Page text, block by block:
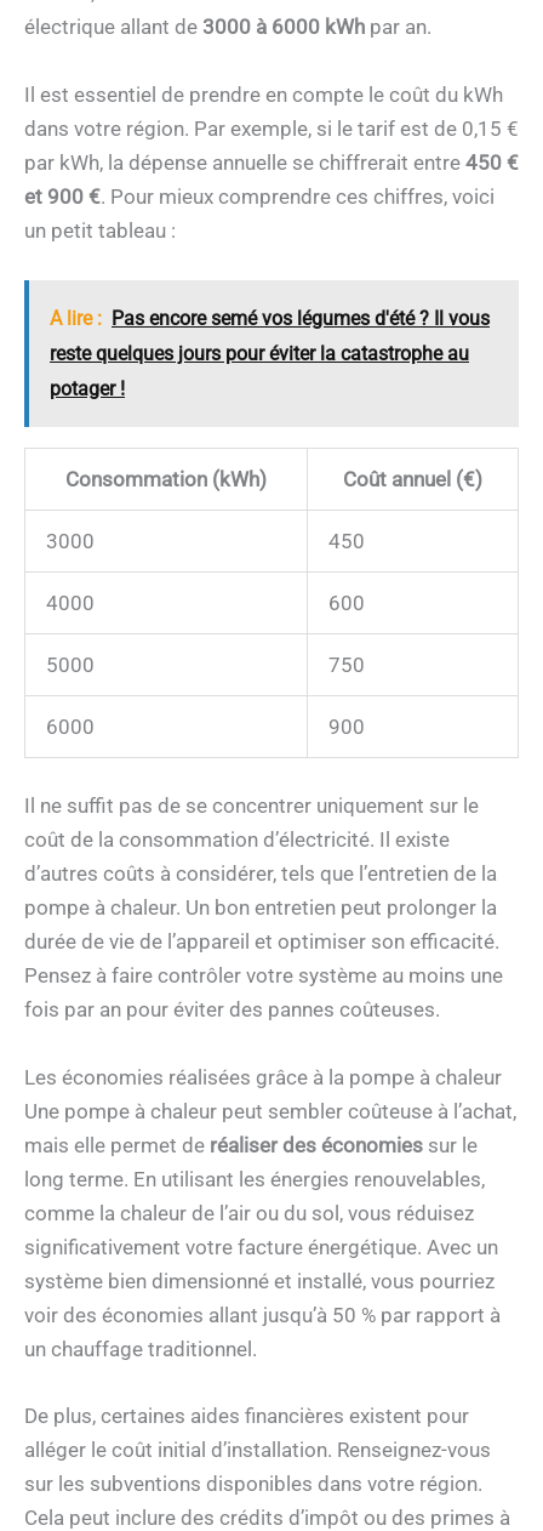
électrique allant de 3000 à 6000 kWh par an.
Il est essentiel de prendre en compte le coût du kWh
dans votre région. Par exemple, si le tarif est de 0,15 €
par kWh, la dépense annuelle se chiffrerait entre 450 €
et 900 €. Pour mieux comprendre ces chiffres, voici
un petit tableau :
A lire : Pas encore semé vos légumes d'été ? Il vous
reste quelques jours pour éviter la catastrophe au
potager !
Consommation (kWh) Coût annuel (€)
3000 450
4000 600
5000 750
6000 900
Il ne suffit pas de se concentrer uniquement sur le
coût de la consommation d’électricité. Il existe
d’autres coûts à considérer, tels que l’entretien de la
pompe à chaleur. Un bon entretien peut prolonger la
durée de vie de l’appareil et optimiser son efficacité.
Pensez à faire contrôler votre système au moins une
fois par an pour éviter des pannes coûteuses.
Les économies réalisées grâce à la pompe à chaleur
Une pompe à chaleur peut sembler coûteuse à l’achat,
mais elle permet de réaliser des économies sur le
long terme. En utilisant les énergies renouvelables,
comme la chaleur de l’air ou du sol, vous réduisez
significativement votre facture énergétique. Avec un
système bien dimensionné et installé, vous pourriez
voir des économies allant jusqu’à 50 % par rapport à
un chauffage traditionnel.
De plus, certaines aides financières existent pour
alléger le coût initial d’installation. Renseignez-vous
sur les subventions disponibles dans votre région.
Cela peut inclure des crédits d’impôt ou des primes à